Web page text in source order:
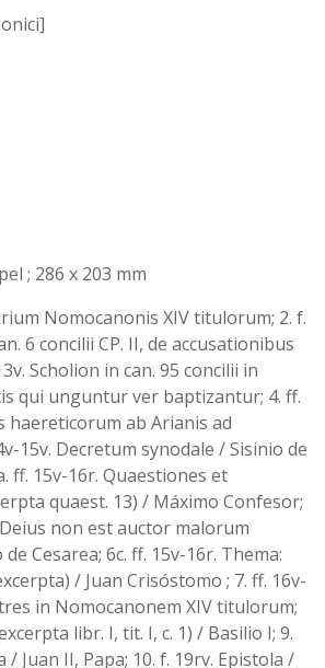
; 286 x 203 mm
Nomocanonis XIV titulorum; 2. f.
6 concilii CP. II, de accusationibus
Scholion in can. 95 concilii in
qui unguntur ver baptizantur; 4. ff.
haereticorum ab Arianis ad
15v. Decretum synodale / Sisinio de
ff. 15v-16r. Quaestiones et
quaest. 13) / Máximo Confesor;
non est auctor malorum
Cesarea; 6c. ff. 15v-16r. Thema:
/ Juan Crisóstomo ; 7. ff. 16v-
in Nomocanonem XIV titulorum;
libr. I, tit. I, c. 1) / Basilio I; 9.
/ Juan II, Papa; 10. f. 19rv. Epistola /